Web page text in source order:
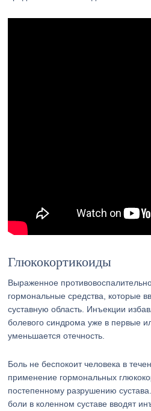
Глюкокортикоиды
Выраженное
гормональные средства, которые
суставную область. Инъекции
болевого синдрома уже в первые
уменьшается отечность.
Боль не беспокоит человека в
применение гормональных
постепенному разрушению
боли в коленном суставе вводят